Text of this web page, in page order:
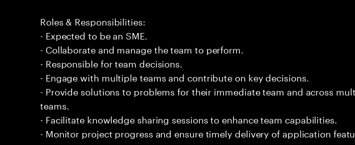
Roles & Responsibilities:
- Expected to be an SME.
- Collaborate and manage the team to perform.
- Responsible for team decisions.
- Engage with multiple teams and contribute on key decisions.
- Provide solutions to problems for their immediate team and across
teams.
- Facilitate knowledge sharing sessions to enhance team capabilities.
- Monitor project progress and ensure timely delivery of application